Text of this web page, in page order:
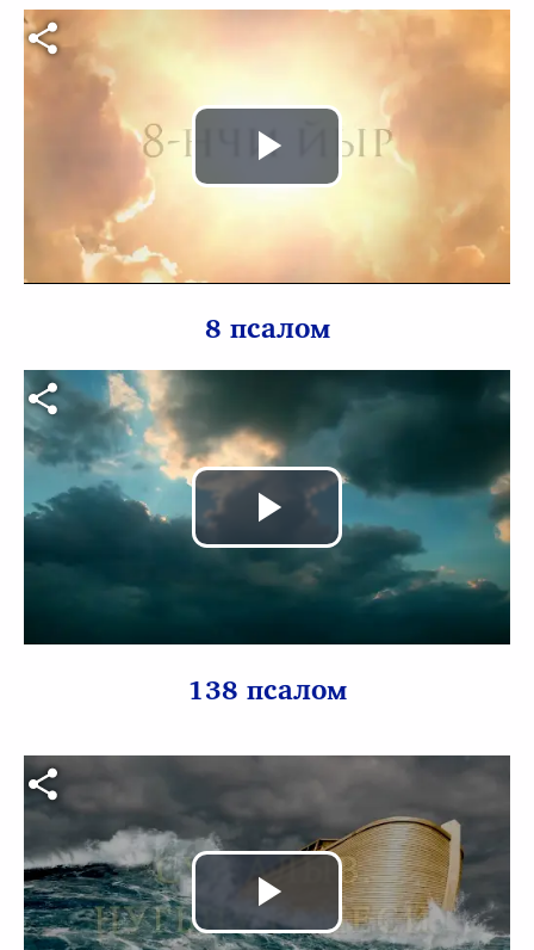
Видео файл
видео
8 псалом
Видео файл
видео
138 псалом
Видео файл